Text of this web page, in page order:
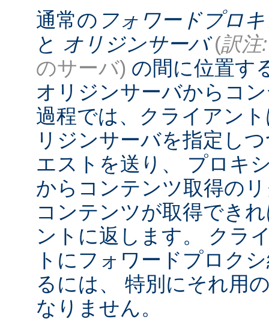
通常の フォワードプロ
と オリジンサーバ (訳注:
のサーバ) の間に位置す
オリジンサーバからコ
過程では、クライアン
リジンサーバを指定し
エストを送り、 プロキ
からコンテンツ取得の
コンテンツが取得でき
ントに返します。 クラ
トにフォワードプロク
るには、 特別にそれ用
なりません。